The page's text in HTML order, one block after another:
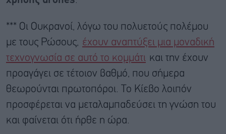
*** Οι Ουκρανοί, λόγω του πολυετούς πολέμου
με τους Ρώσους, έχουν αναπτύξει μια μοναδική
τεχνογνωσία σε αυτό το κομμάτι και την έχουν
προαγάγει σε τέτοιον βαθμό, που σήμερα
θεωρούνται πρωτοπόροι. Το Κίεβο λοιπόν
προσφέρεται να μεταλαμπαδεύσει τη γνώση του
και φαίνεται ότι ήρθε η ώρα.